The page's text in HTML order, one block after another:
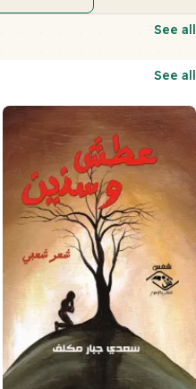
See all
See all